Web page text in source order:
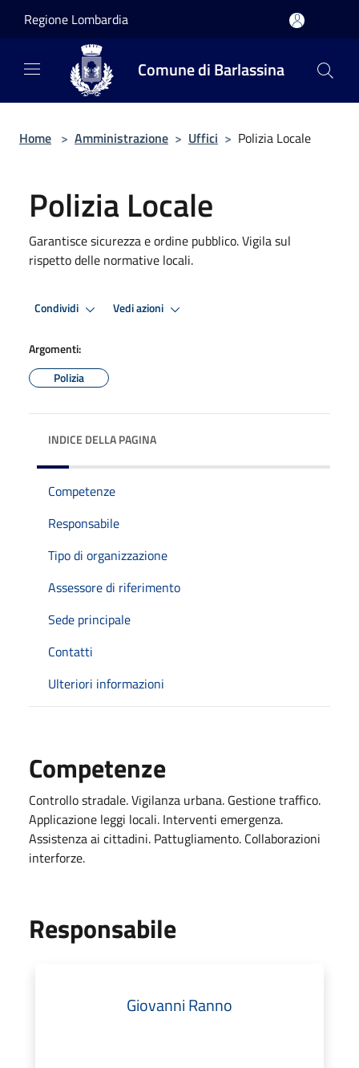
Regione Lombardia
Comune di Barlassina
Home > Amministrazione > Uffici > Polizia Locale
Polizia Locale
Garantisce sicurezza e ordine pubblico. Vigila sul
rispetto delle normative locali.
Condividi Vedi azioni
Argomenti:
Polizia
INDICE DELLA PAGINA
Competenze
Responsabile
Tipo di organizzazione
Assessore di riferimento
Sede principale
Contatti
Ulteriori informazioni
Competenze
Controllo stradale. Vigilanza urbana. Gestione traffico.
Applicazione leggi locali. Interventi emergenza.
Assistenza ai cittadini. Pattugliamento. Collaborazioni
interforze.
Responsabile
Giovanni Ranno